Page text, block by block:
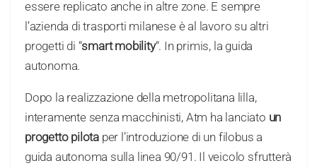
essere replicato anche in altre zone. E sempre
l’azienda di trasporti milanese è al lavoro su altri
progetti di “smart mobility“. In primis, la guida
autonoma.
Dopo la realizzazione della metropolitana lilla,
interamente senza macchinisti, Atm ha lanciato un
progetto pilota per l’introduzione di un filobus a
guida autonoma sulla linea 90/91. Il veicolo sfrutterà